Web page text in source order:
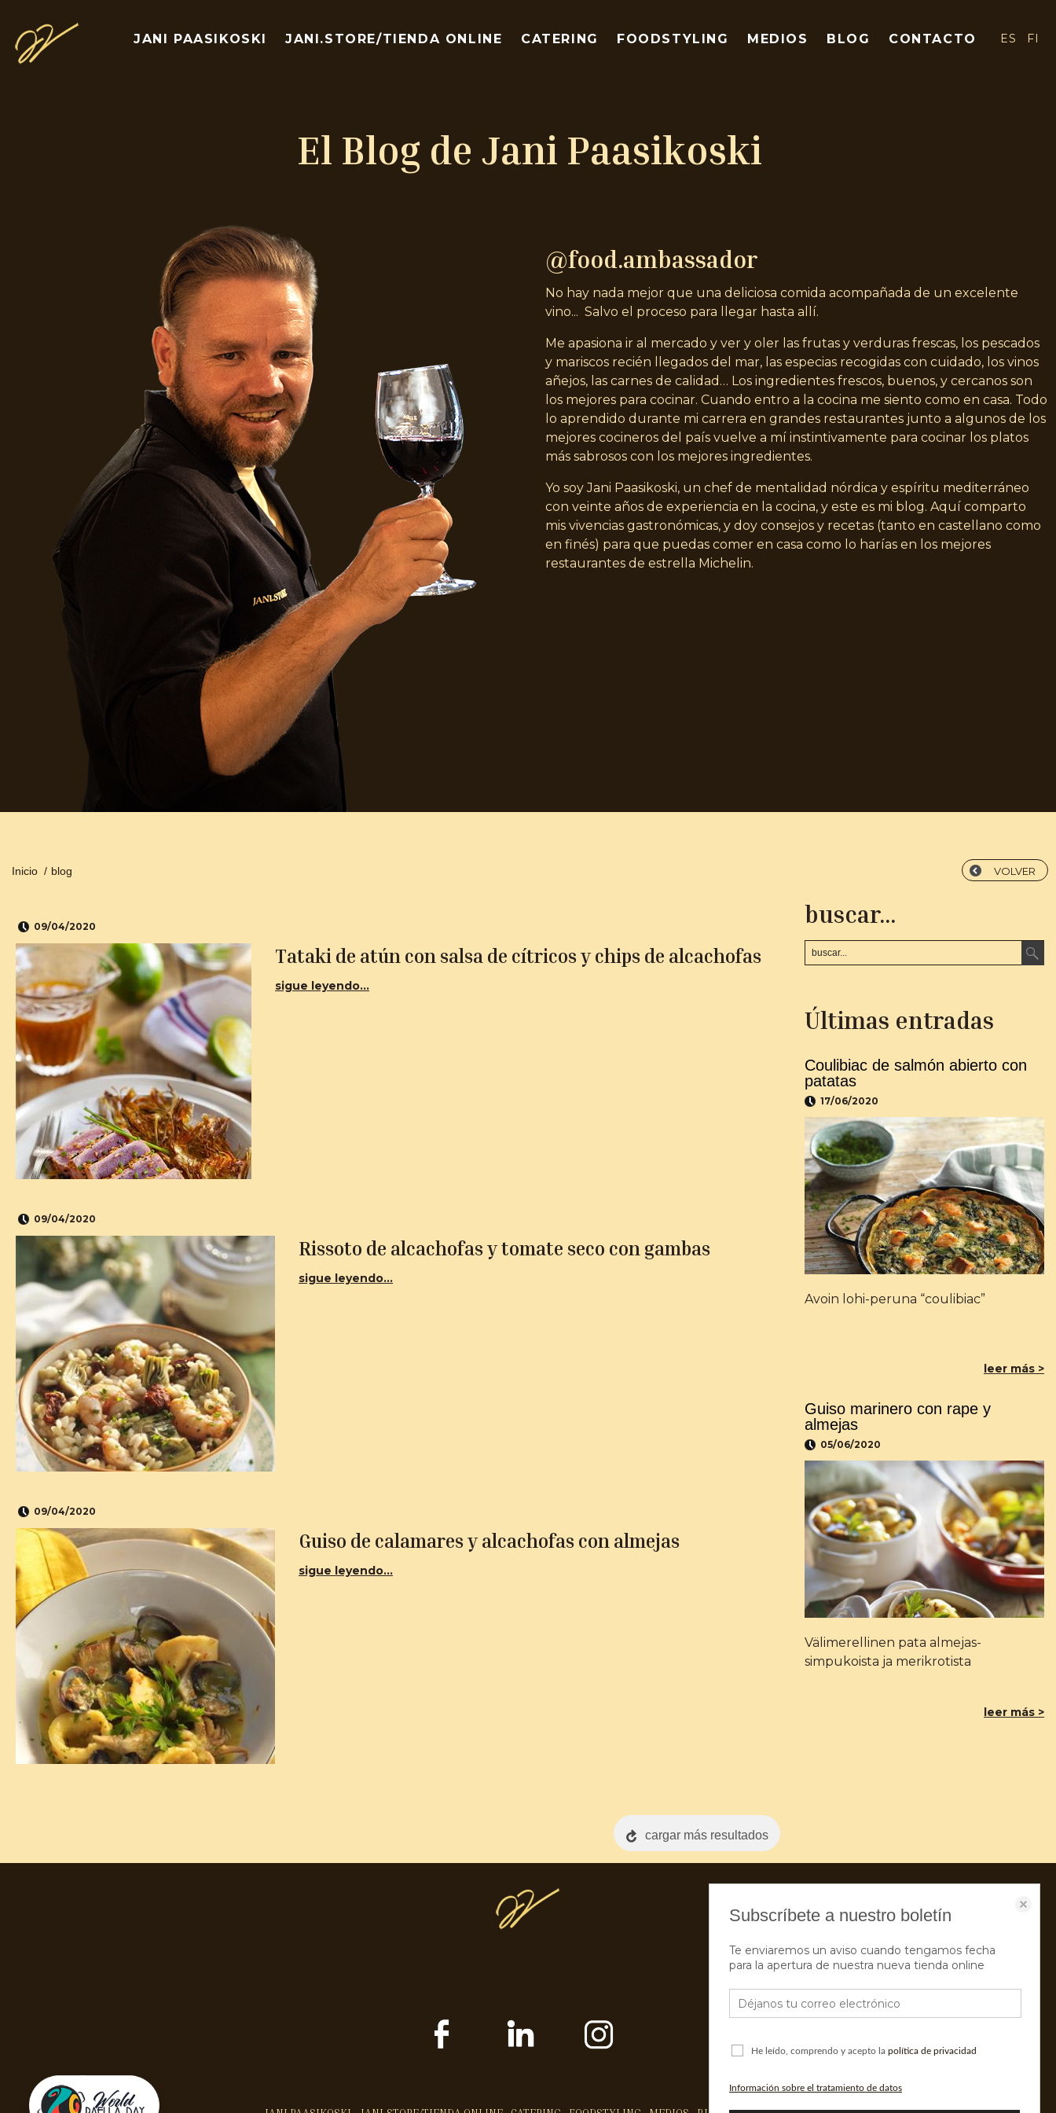
ES FI
JANI PAASIKOSKI JANI.STORE/TIENDA ONLINE CATERING FOODSTYLING MEDIOS BLOG CONTACTO
El Blog de Jani Paasikoski
@food.ambassador
No hay nada mejor que una deliciosa comida acompañada de un excelente
vino... Salvo el proceso para llegar hasta allí.
Me apasiona ir al mercado y ver y oler las frutas y verduras frescas, los pescados
y mariscos recién llegados del mar, las especias recogidas con cuidado, los vinos
añejos, las carnes de calidad… Los ingredientes frescos, buenos, y cercanos son
los mejores para cocinar. Cuando entro a la cocina me siento como en casa. Todo
lo aprendido durante mi carrera en grandes restaurantes junto a algunos de los
mejores cocineros del país vuelve a mí instintivamente para cocinar los platos
más sabrosos con los mejores ingredientes.
Yo soy Jani Paasikoski, un chef de mentalidad nórdica y espíritu mediterráneo
con veinte años de experiencia en la cocina, y este es mi blog. Aquí comparto
mis vivencias gastronómicas, y doy consejos y recetas (tanto en castellano como
en finés) para que puedas comer en casa como lo harías en los mejores
restaurantes de estrella Michelin.
Inicio / blog VOLVER
09/04/2020
Tataki de atún con salsa de cítricos y chips de alcachofas
sigue leyendo...
09/04/2020
Rissoto de alcachofas y tomate seco con gambas
sigue leyendo...
09/04/2020
Guiso de calamares y alcachofas con almejas
sigue leyendo...
cargar más resultados
buscar...
Últimas entradas
Coulibiac de salmón abierto con
patatas
17/06/2020
Avoin lohi-peruna “coulibiac”
leer más >
Guiso marinero con rape y
almejas
05/06/2020
Välimerellinen pata almejas-
simpukoista ja merikrotista
leer más >
Subscríbete a nuestro boletín
Te enviaremos un aviso cuando tengamos fecha
para la apertura de nuestra nueva tienda online
He leído, comprendo y acepto la política de privacidad
Información sobre el tratamiento de datos